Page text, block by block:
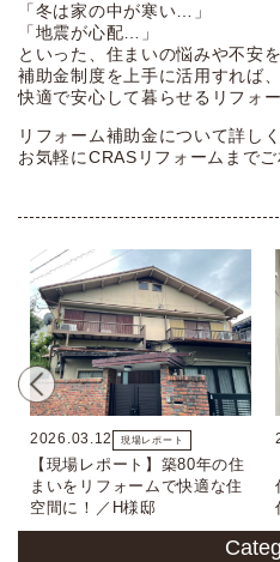
「冬は家の中が寒い…」
「地震が心配…」
といった、住まいの悩みや不安を
補助金制度を上手に活用すれば、
快適で安心して暮らせるリフォ
リフォーム補助金について詳し
お気軽にCRASリフォームまでご
2026.03.12 現場レポート
【現場レポート】築80年の住
まいをリフォームで快適な住
空間に！／H様邸